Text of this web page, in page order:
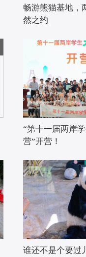
畅游熊猫基地，
然之约
“第十一届两岸
营”开营！
谁还不是个要过